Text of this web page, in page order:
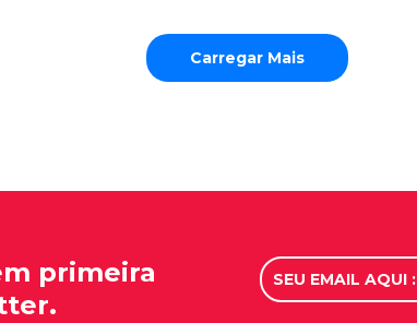
Carregar Mais
primeira